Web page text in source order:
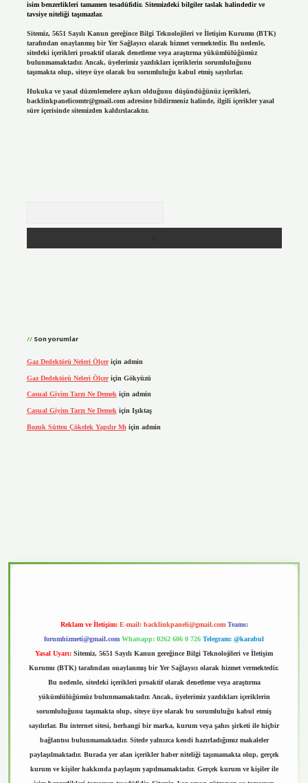
isim benzerlikleri tamamen tesadüfidir. Sitemizdeki bilgiler taslak halindedir ve
tavsiye niteliği taşımazlar.
Sitemiz, 5651 Sayılı Kanun gereğince Bilgi Teknolojileri ve İletişim Kurumu (BTK)
tarafından onaylanmış bir Yer Sağlayıcı olarak hizmet vermektedir. Bu nedenle,
sitedeki içerikleri proaktif olarak denetleme veya araştırma yükümlülüğümüz
bulunmamaktadır. Ancak, üyelerimiz yazdıkları içeriklerin sorumluluğunu
taşımakta olup, siteye üye olarak bu sorumluluğu kabul etmiş sayılırlar.
Hukuka ve yasal düzenlemelere aykırı olduğunu düşündüğünüz içerikleri,
backlinkpanelicomtr@gmail.comadresine bildirmeniz halinde, ilgili içerikler yasal
süre içerisinde sitemizden kaldırılacaktır.
Son yorumlar
Gaz Dedektörü Neleri Ölçeriçin admin
Gaz Dedektörü Neleri Ölçeriçin Gökyüzü
Casual Giyim Tarzı Ne Demekiçin admin
Casual Giyim Tarzı Ne Demek için Işıktaş
Bozuk Sütten Çökelek Yapılır Mı için admin
Reklam ve İletişim: E-mail: backlinkpaneli@gmail.com Teams:
forumhizmeti@gmail.com Whatsapp: 0262 606 0 726 Telegram: @karabul
Yasal Uyarı: Sitemiz, 5651 Sayılı Kanun gereğince Bilgi Teknolojileri ve İletişim
Kurumu (BTK) tarafından onaylanmış bir Yer Sağlayıcı olarak hizmet vermektedir.
Bu nedenle, sitedeki içerikleri proaktif olarak denetleme veya araştırma
yükümlülüğümüz bulunmamaktadır. Ancak, üyelerimiz yazdıkları içeriklerin
sorumluluğunu taşımakta olup, siteye üye olarak bu sorumluluğu kabul etmiş
sayılırlar. Bu internet sitesi, herhangi bir marka, kurum veya şahıs şirketi ile hiçbir
bağlantısı bulunmamaktadır. Sitede yalnızca kendi hazırladığımız makaleler
paylaşılmaktadır. Burada yer alan içerikler haber niteliği taşımamakta olup, gerçek
kurum ve kişiler hakkında paylaşım yapılmamaktadır. Gerçek kurum ve kişiler ile